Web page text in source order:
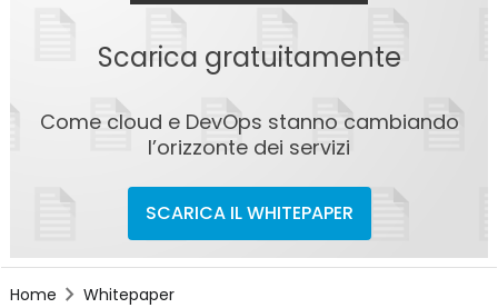
Scarica gratuitamente
Come cloud e DevOps stanno cambiando
l’orizzonte dei servizi
SCARICA IL WHITEPAPER
Home Whitepaper